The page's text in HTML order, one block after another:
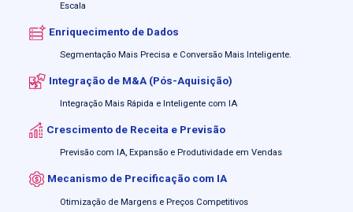
Escala
Enriquecimento de Dados
Segmentação Mais Precisa e Conversão Mais Inteligente.
Integração de M&A (Pós-Aquisição)
Integração Mais Rápida e Inteligente com IA
Crescimento de Receita e Previsão
Previsão com IA, Expansão e Produtividade em Vendas
Mecanismo de Precificação com IA
Otimização de Margens e Preços Competitivos